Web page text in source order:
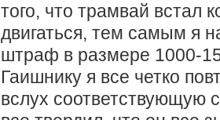
того, что трамвай встал
двигаться, тем самым я
штраф в размере 1000-
Гаишнику я все четко
вслух соответствующую